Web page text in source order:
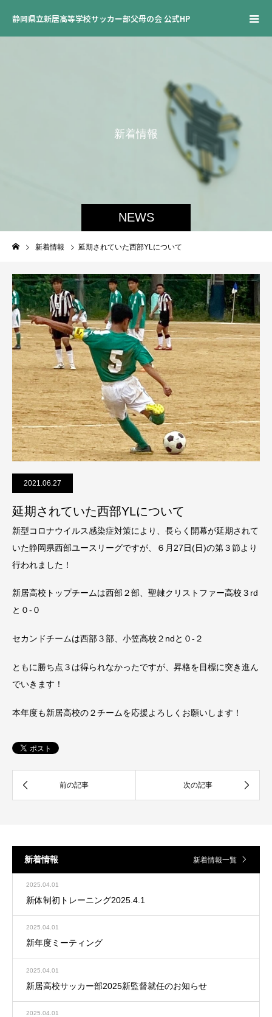
静岡県立新居高等学校サッカー部父母の会 公式HP
NEWS
新着情報
新着情報 延期されていた西部YLについて
2021.06.27
延期されていた西部YLについて
新型コロナウイルス感染症対策により、長らく開幕が延期されて
いた静岡県西部ユースリーグですが、６月27日(日)の第３節より
行われました！
新居高校トップチームは西部２部、聖隷クリストファー高校３rd
と０-０
セカンドチームは西部３部、小笠高校２ndと０-２
ともに勝ち点３は得られなかったですが、昇格を目標に突き進ん
でいきます！
本年度も新居高校の２チームを応援よろしくお願いします！
新着情報 新着情報一覧
2025.04.01
新体制初トレーニング2025.4.1
2025.04.01
新年度ミーティング
2025.04.01
新居高校サッカー部2025新監督就任のお知らせ
2025.04.01